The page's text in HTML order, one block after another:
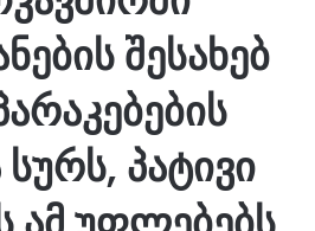
შესახებ
პატივი